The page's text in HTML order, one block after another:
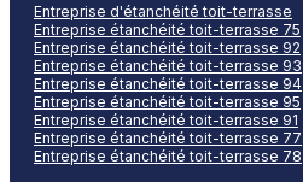
Entreprise d'étanchéité toit-terrasse
Entreprise étanchéité toit-terrasse 75
Entreprise étanchéité toit-terrasse 92
Entreprise étanchéité toit-terrasse 93
Entreprise étanchéité toit-terrasse 94
Entreprise étanchéité toit-terrasse 95
Entreprise étanchéité toit-terrasse 91
Entreprise étanchéité toit-terrasse 77
Entreprise étanchéité toit-terrasse 78